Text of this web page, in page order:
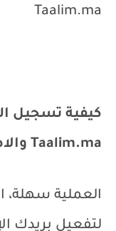
Taalim.ma
كيفية تسجيل
Taalim.ma
العملية سهلة،
لتفعيل بريدك